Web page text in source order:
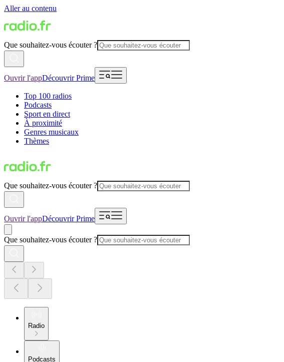
Aller au contenu
Que souhaitez-vous écouter ?
Ouvrir l'appDécouvrir Prime
Top 100 radios
Podcasts
Sport en direct
À proximité
Genres musicaux
Thèmes
Que souhaitez-vous écouter ?
Ouvrir l'appDécouvrir Prime
Que souhaitez-vous écouter ?
Radio
Podcasts